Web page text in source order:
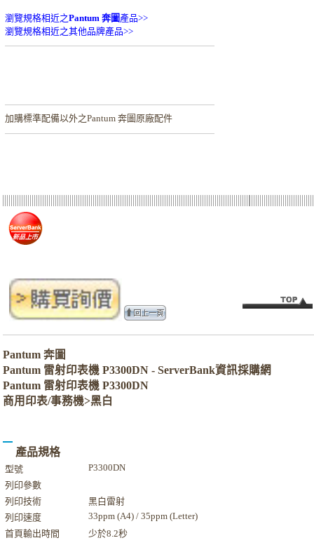
瀏覽規格相近之Pantum 奔圖 產品>>
瀏覽規格相近之其他品牌產品>>
加購標準配備以外之Pantum 奔圖原廠配件
Pantum 奔圖
Pantum 雷射印表機 P3300DN - ServerBank資訊採購網
Pantum 雷射印表機 P3300DN
商用印表/事務機>黑白
產品規格
型號
P3300DN
列印參數
列印技術
黑白雷射
列印速度
33ppm (A4) / 35ppm (Letter)
首頁輸出時間
少於8.2秒